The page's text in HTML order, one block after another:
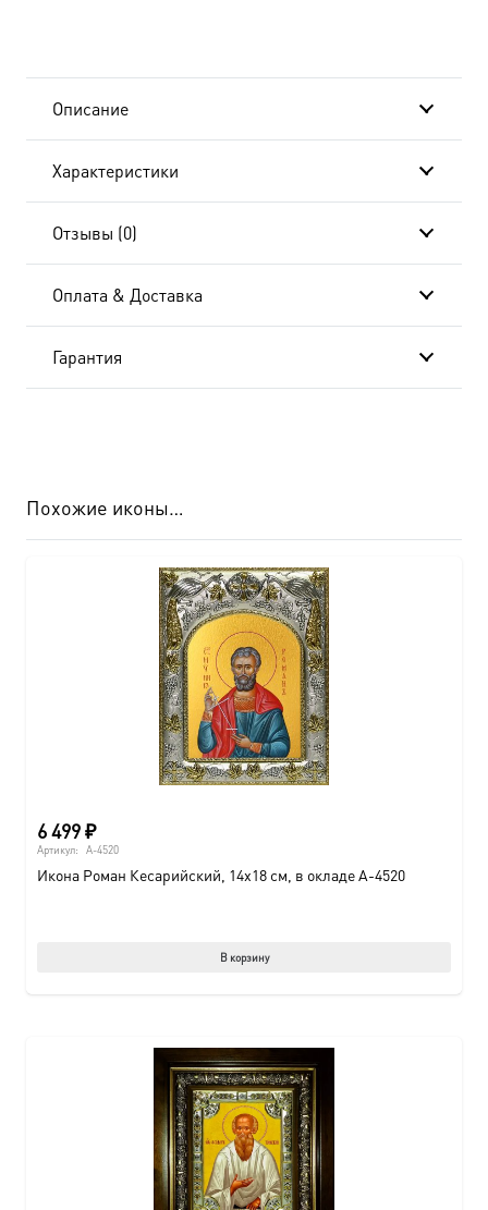
Описание
Характеристики
Отзывы (0)
Оплата & Доставка
Гарантия
Похожие иконы…
6 499₽
Артикул: A-4520
Икона Роман Кесарийский, 14х18 см, в окладе A-4520
В корзину